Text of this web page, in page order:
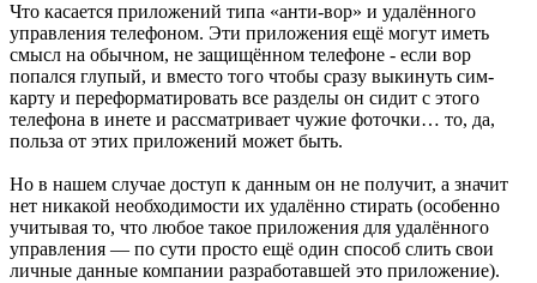
Что касается приложений типа «анти-вор» и удалённого
управления телефоном. Эти приложения ещё могут иметь
смысл на обычном, не защищённом телефоне - если вор
попался глупый, и вместо того чтобы сразу выкинуть сим-
карту и переформатировать все разделы он сидит с этого
телефона в инете и рассматривает чужие фоточки… то, да,
польза от этих приложений может быть.
Но в нашем случае доступ к данным он не получит, а значит
нет никакой необходимости их удалённо стирать (особенно
учитывая то, что любое такое приложения для удалённого
управления — по сути просто ещё один способ слить свои
личные данные компании разработавшей это приложение).